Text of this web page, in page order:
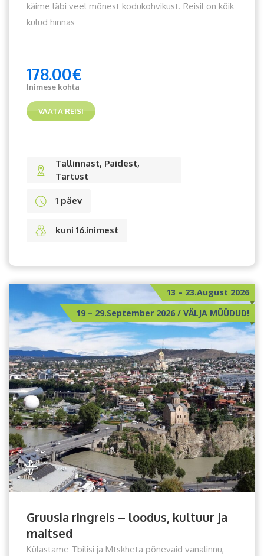
käime läbi veel mõnest kodukohvikust. Reisil on kõik
kulud hinnas
178.00€
Inimese kohta
VAATA REISI
Tallinnast, Paidest,
Tartust
1 päev
kuni 16.inimest
13 – 23.August 2026
19 – 29.September 2026 / VÄLJA MÜÜDUD!
Gruusia ringreis – loodus, kultuur ja
maitsed
Külastame Tbilisi ja Mtskheta põnevaid vanalinnu,